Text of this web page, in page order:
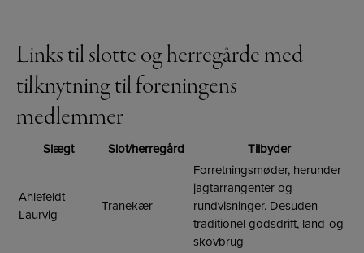
Links til slotte og herregårde med
tilknytning til foreningens
medlemmer
Slægt Slot/herregård Tilbyder
Ahlefeldt-
Laurvig
Tranekær
Forretningsmøder, herunder
jagtarrangenter og
rundvisninger. Desuden
traditionel godsdrift, land-og
skovbrug